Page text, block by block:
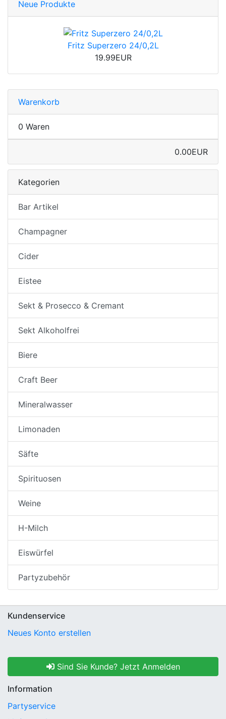
Neue Produkte
Fritz Superzero 24/0,2L
19.99EUR
Warenkorb
0 Waren
0.00EUR
Kategorien
Bar Artikel
Champagner
Cider
Eistee
Sekt & Prosecco & Cremant
Sekt Alkoholfrei
Biere
Craft Beer
Mineralwasser
Limonaden
Säfte
Spirituosen
Weine
H-Milch
Eiswürfel
Partyzubehör
Kundenservice
Neues Konto erstellen
Sind Sie Kunde? Jetzt Anmelden
Information
Partyservice